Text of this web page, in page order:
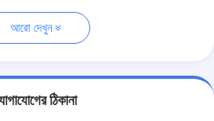
আরো দেখুন
ঠিকানা